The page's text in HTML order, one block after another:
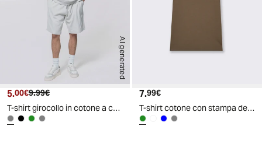
AI generated
Prezzo attuale
5.00€ Prezzo originale
9.99€
T-shirt girocollo in cotone a coste - Grigio ghiaccio
Prezzo attuale
7.99€
T-shirt cotone con stampa degradè - Verde kaki